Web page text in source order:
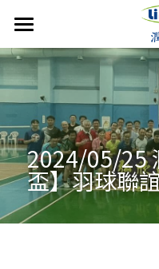
首頁
潤霈快訊
最新消息
媒體報導
影音分享
公司介紹
成立沿革
發展近況
技術優勢
核心團隊
銷售產品
2024/05/25
盃】羽球聯